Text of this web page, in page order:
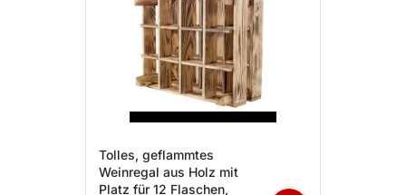
Tolles, geflammtes
Weinregal aus Holz mit
Platz für 12 Flaschen,